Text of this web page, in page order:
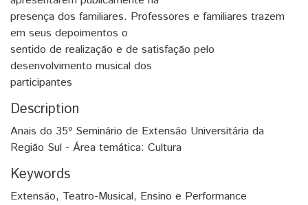
presença dos familiares. Professores e familiares trazem
em seus depoimentos o
sentido de realização e de satisfação pelo
desenvolvimento musical dos
participantes
Description
Anais do 35º Seminário de Extensão Universitária da
Região Sul - Área temática: Cultura
Keywords
Extensão, Teatro-Musical, Ensino e Performance